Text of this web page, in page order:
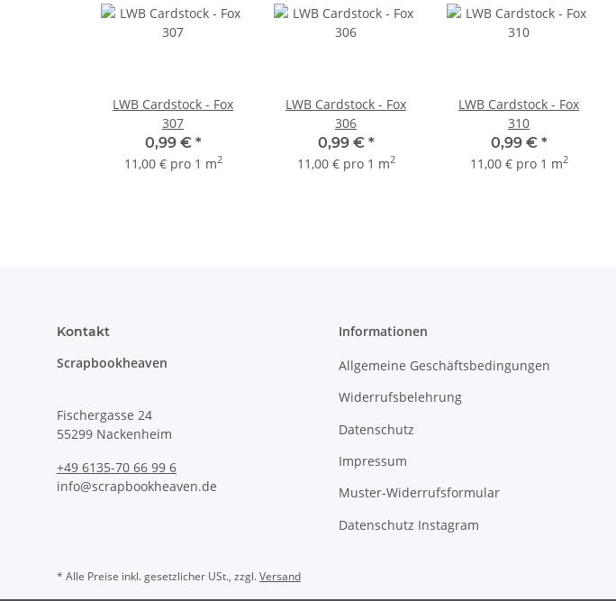
LWB Cardstock - Fox
307
0,99 € *
11,00 € pro 1 m2
LWB Cardstock - Fox
306
0,99 € *
11,00 € pro 1 m2
LWB Cardstock - Fox
310
0,99 € *
11,00 € pro 1 m2
Kontakt
Scrapbookheaven
Fischergasse 24
55299 Nackenheim
+49 6135-70 66 99 6
info@scrapbookheaven.de
Informationen
Allgemeine Geschäftsbedingungen
Widerrufsbelehrung
Datenschutz
Impressum
Muster-Widerrufsformular
Datenschutz Instagram
* Alle Preise inkl. gesetzlicher USt., zzgl.Versand